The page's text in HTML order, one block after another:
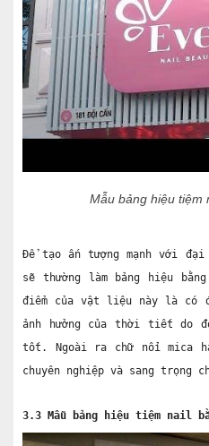
Mẫu bảng hiệu tiệm
Để tạo ấn tượng mạnh với
sẽ thường làm bảng hiệu
điểm của vật liệu này là có
ảnh hưởng của thời tiết do
tốt. Ngoài ra chữ nổi mica
chuyên nghiệp và sang trọng
3.3 Mẫu bảng hiệu tiệm nail